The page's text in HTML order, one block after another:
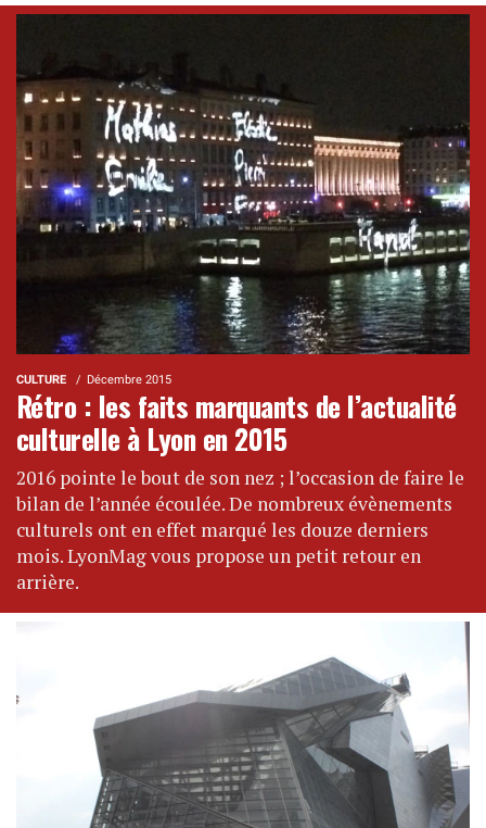
CULTURE Décembre 2015
Rétro : les faits marquants de l’actualité
culturelle à Lyon en 2015
2016 pointe le bout de son nez ; l’occasion de faire le
bilan de l’année écoulée. De nombreux évènements
culturels ont en effet marqué les douze derniers
mois. LyonMag vous propose un petit retour en
arrière.